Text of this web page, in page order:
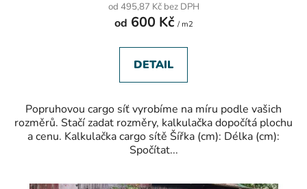
od 495,87 Kč bez DPH
od 600 Kč / m2
DETAIL
Popruhovou cargo síť vyrobíme na míru podle vašich
rozměrů. Stačí zadat rozměry, kalkulačka dopočítá plochu
a cenu. Kalkulačka cargo sítě Šířka (cm): Délka (cm):
Spočítat...